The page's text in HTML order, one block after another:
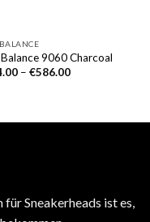
9060 Charcoal
– €586.00
Sneakerheads ist es,